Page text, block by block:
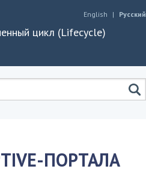
English Русский
цикл (Lifecycle)
ПОРТАЛА